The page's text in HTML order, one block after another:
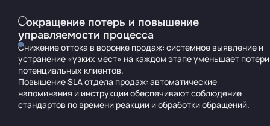
Сокращение потерь и повышение
управляемости процесса
Снижение оттока в воронке продаж: системное выявление и
устранение «узких мест» на каждом этапе уменьшает потери
потенциальных клиентов.
Повышение SLA отдела продаж: автоматические
напоминания и инструкции обеспечивают соблюдение
стандартов по времени реакции и обработки обращений.